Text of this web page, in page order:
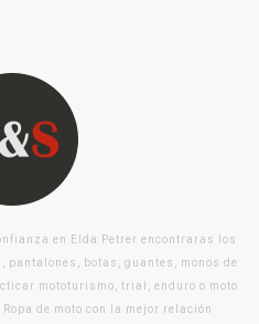
en Elda Petrer encontraras los
pantalones, botas, guantes, monos de
mototurismo, trial, enduro o moto
de moto con la mejor relación